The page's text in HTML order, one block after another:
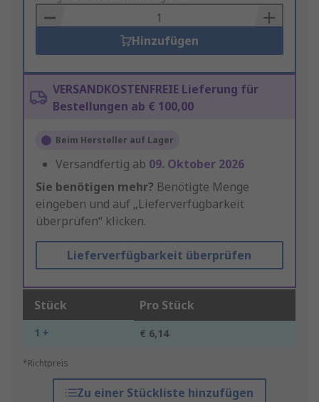
Basket
Hinzufügen
VERSANDKOSTENFREIE Lieferung für
Bestellungen ab € 100,00
Beim Hersteller auf Lager
Versandfertig ab 09. Oktober 2026
Sie benötigen mehr? Benötigte Menge
eingeben und auf „Lieferverfügbarkeit
überprüfen“ klicken.
Lieferverfügbarkeit überprüfen
Stück Pro Stück
1 + € 6,14
*Richtpreis
Zu einer Stückliste hinzufügen